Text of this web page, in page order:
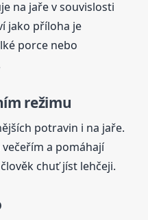
na jaře v souvislosti
jako příloha je
porce nebo
režimu
potravin i na jaře.
a pomáhají
chuť jíst lehčeji.